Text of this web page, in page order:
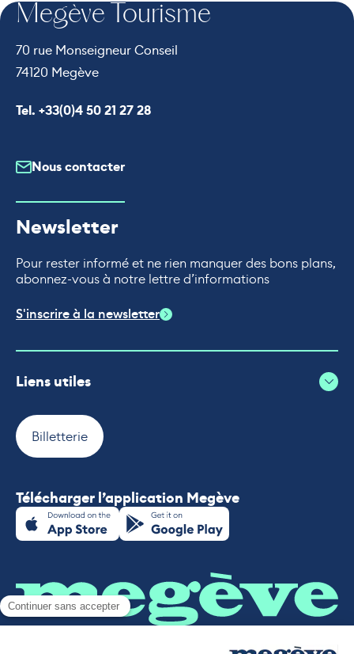
Megève Tourisme
70 rue Monseigneur Conseil
74120 Megève
Appeler le
Tel. +33(0)4 50 21 27 28
Nous contacter
Newsletter
Pour rester informé et ne rien manquer des bons plans,
abonnez-vous à notre lettre d’informations
S'inscrire à la newsletter
Liens utiles
Billetterie
Télécharger l’application Megève